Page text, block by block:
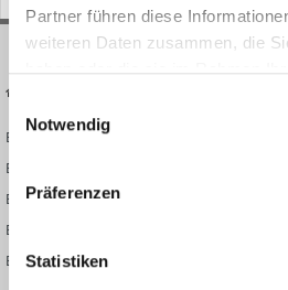
Partner führen diese
weiteren Daten zusammen, die
Einwilligungsauswahl
Notwendig
Präferenzen
Statistiken
Bauforum24 News
Bauforum24 TV
BF24 Mediathek
BF24 Fotostrecken
Bauforum Shop